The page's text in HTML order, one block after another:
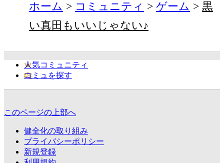
ホーム コミュニティ ゲーム
黒
い真田もいいじゃない♪
人気コミュニティ
コミュを探す
このページの上部へ
健全化の取り組み
プライバシーポリシー
新規登録